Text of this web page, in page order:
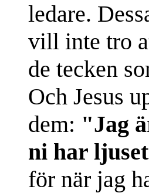
ledare.
vill inte tro
de tecken
Och Jesus
dem: "Jag
ni har
för när jag